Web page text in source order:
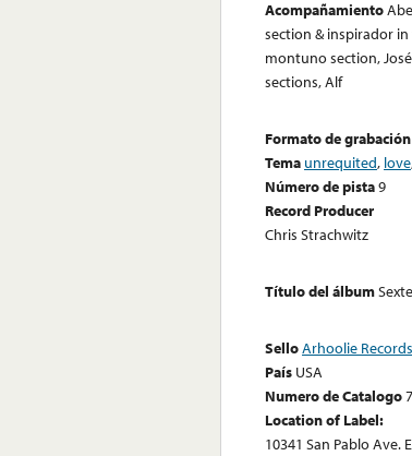
Acompañamiento
section & inspirador
montuno section,
sections, Alf
Formato de grabación
Tema unrequited, love
Número de pista9
Record Producer
Chris Strachwitz
Título del álbum
SelloArhoolie Records
País USA
Numero de Catalogo
Location of Label:
10341 San Pablo Ave.